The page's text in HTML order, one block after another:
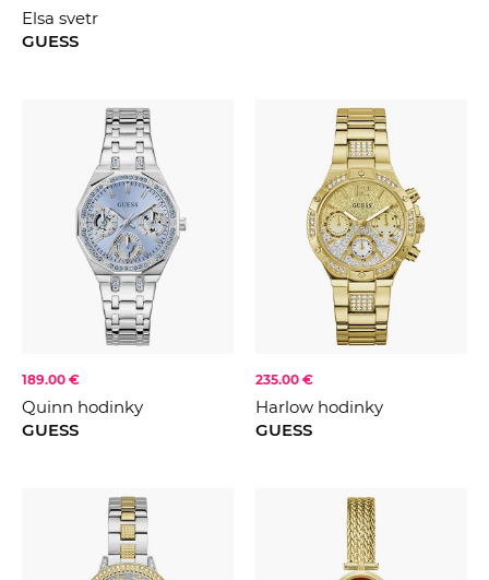
Elsa svetr
GUESS
189.00 €
Quinn hodinky
GUESS
235.00 €
Harlow hodinky
GUESS